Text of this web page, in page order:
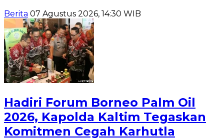
Berita 07 Agustus 2026, 14:30 WIB
Hadiri Forum Borneo Palm Oil
2026, Kapolda Kaltim Tegaskan
Komitmen Cegah Karhutla